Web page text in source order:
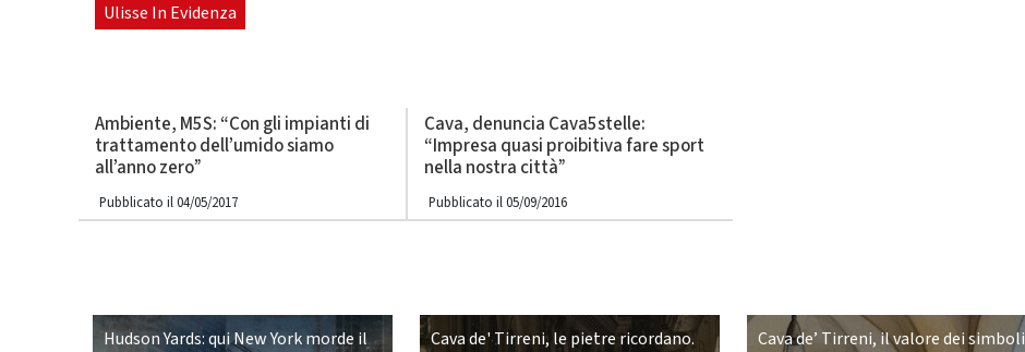
Ulisse In Evidenza
Ambiente, M5S: “Con gli impianti di
trattamento dell’umido siamo
all’anno zero”
Pubblicato il 04/05/2017
Cava, denuncia Cava5stelle:
“Impresa quasi proibitiva fare sport
nella nostra città”
Pubblicato il 05/09/2016
Hudson Yards: qui New York morde il
Cava de' Tirreni, le pietre ricordano.
Cava de’ Tirreni, il valore dei simboli